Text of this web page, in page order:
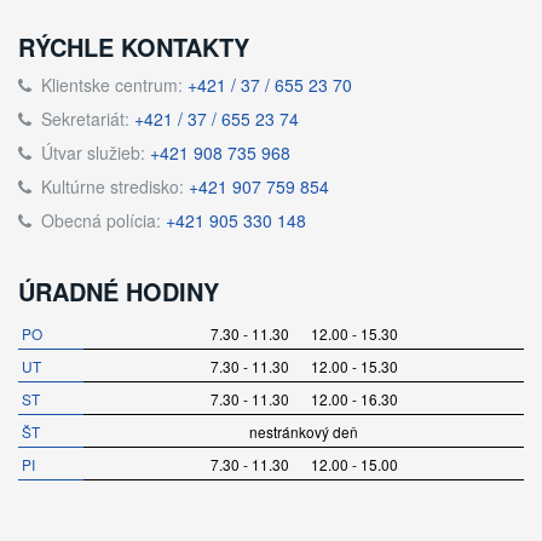
RÝCHLE KONTAKTY
Klientske centrum: +421 / 37 / 655 23 70
Sekretariát: +421 / 37 / 655 23 74
Útvar služieb: +421 908 735 968
Kultúrne stredisko: +421 907 759 854
Obecná polícia: +421 905 330 148
ÚRADNÉ HODINY
PO
7.30 - 11.30 12.00 - 15.30
UT
7.30 - 11.30 12.00 - 15.30
ST
7.30 - 11.30 12.00 - 16.30
ŠT
nestránkový deň
PI
7.30 - 11.30 12.00 - 15.00